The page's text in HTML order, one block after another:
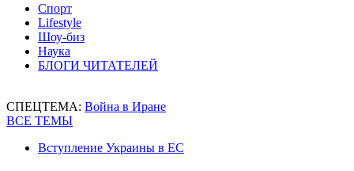
Спорт
Lifestyle
Шоу-биз
Наука
БЛОГИ ЧИТАТЕЛЕЙ
СПЕЦТЕМА: Война в Иране
ВСЕ ТЕМЫ
Вступление Украины в ЕС